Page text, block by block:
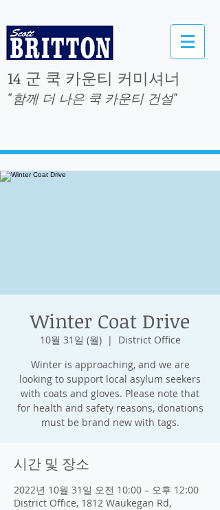
14 군 쿡 카운티 커미셔너
"함께 더 나은 쿡 카운티 건설"
Winter Coat Drive
10월 31일 (월)
  |
District Office
Winter is approaching, and we are
looking to support local asylum seekers
with coats and gloves. Please note that
for health and safety reasons, donations
must be brand new with tags.
시간 및 장소
2022년 10월 31일 오전 10:00 – 오후 12:00
District Office, 1812 Waukegan Rd,